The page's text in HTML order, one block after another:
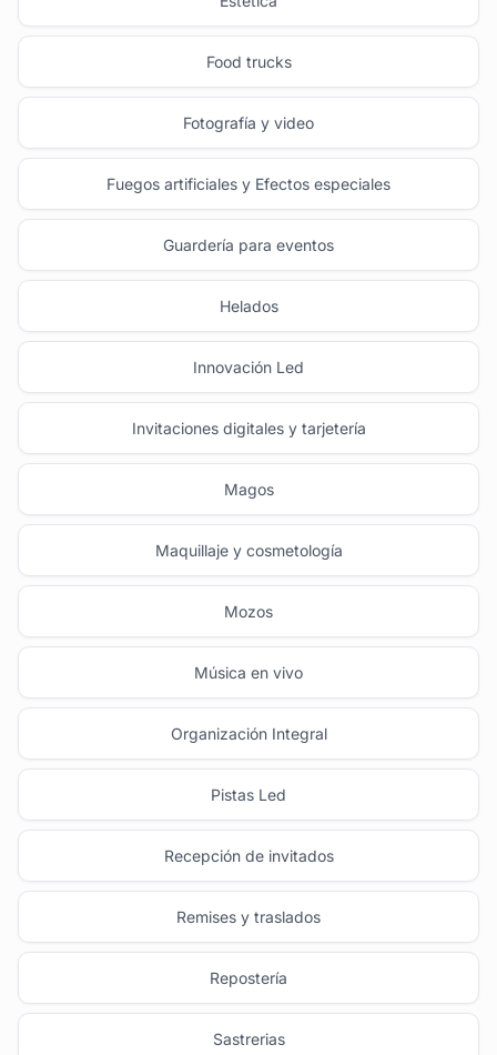
Food trucks
Fotografía y video
Fuegos artificiales y Efectos especiales
Guardería para eventos
Helados
Innovación Led
Invitaciones digitales y tarjetería
Magos
Maquillaje y cosmetología
Mozos
Música en vivo
Organización Integral
Pistas Led
Recepción de invitados
Remises y traslados
Repostería
Sastrerias